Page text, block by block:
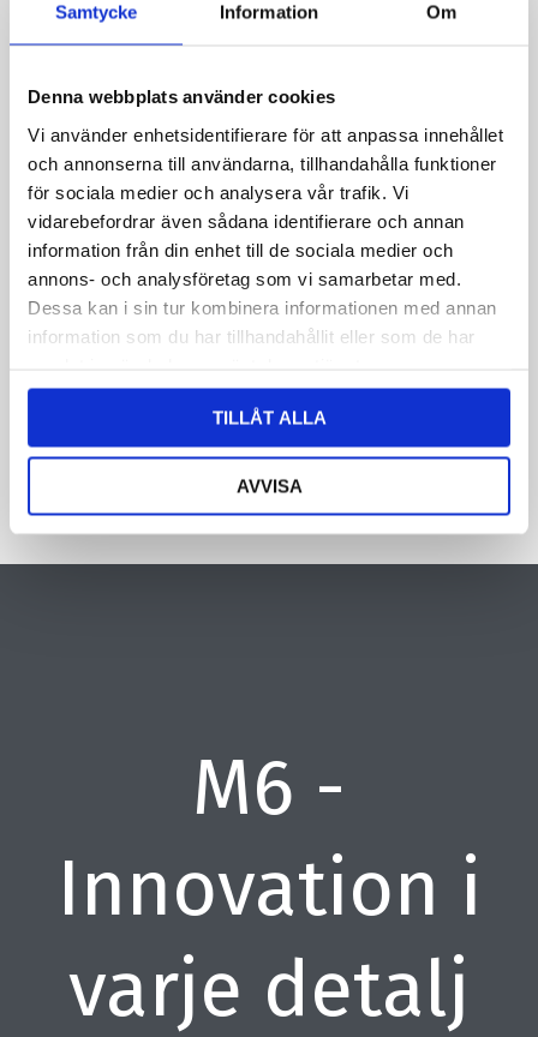
Samtycke Information Om
Denna webbplats använder cookies
Vi använder enhetsidentifierare för att anpassa innehållet
och annonserna till användarna, tillhandahålla funktioner
för sociala medier och analysera vår trafik. Vi
vidarebefordrar även sådana identifierare och annan
information från din enhet till de sociala medier och
annons- och analysföretag som vi samarbetar med.
Dessa kan i sin tur kombinera informationen med annan
information som du har tillhandahållit eller som de har
TILLÅT ALLA
AVVISA
Genom att skicka formuläret godkänner du att vi sparar
information om dig. Läs mer om hur vi behandlar dina
personuppgifter i vår integritetspolicy.
M6 -
Innovation i
varje detalj